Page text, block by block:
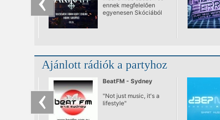
ennek megfelelően
egyenesen Skóciából
Ajánlott rádiók a partyhoz
BeatFM - Sydney
"Not just music, it's a
lifestyle"